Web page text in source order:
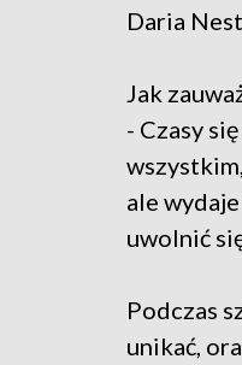
Daria
Jak
- Czasy
ale
uwolnić
Podczas
unikać,